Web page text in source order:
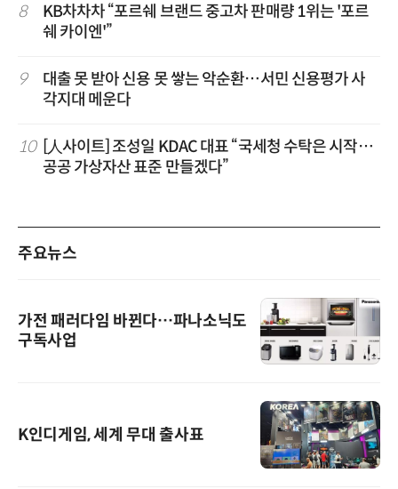
8
KB차차차 “포르쉐 브랜드 중고차 판매량 1위는 '포르
쉐 카이엔'”
9
대출 못 받아 신용 못 쌓는 악순환…서민 신용평가 사
각지대 메운다
10 [人사이트] 조성일 KDAC 대표 “국세청 수탁은 시작…
공공 가상자산 표준 만들겠다”
주요뉴스
가전 패러다임 바뀐다…파나소닉도
구독사업
K인디게임, 세계 무대 출사표